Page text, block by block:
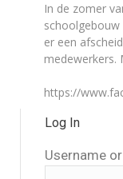
In de zomer
schoolgebouw
er een
medewerkers.
https://
Log In
Username